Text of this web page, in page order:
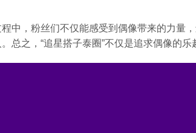
中，粉丝们不仅能感受到偶像带来的力量
之，“追星搭子泰圈”不仅是追求偶像的乐